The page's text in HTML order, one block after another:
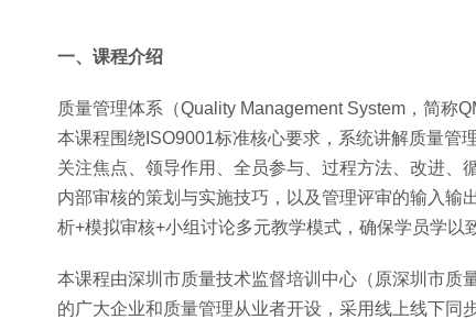
一、课程介绍
质量管理体系（Quality Management System，简称
本课程围绕ISO9001标准核心要求，系统讲解质量管
关注焦点、领导作用、全员参与、过程方法、改进、
内部审核的策划与实施技巧，以及管理评审的输入输
析+模拟审核+小组讨论多元教学模式，确保学员学以
本课程由深圳市质量技术监督培训中心（原深圳市质
的广大企业和质量管理从业者开设，采用线上线下